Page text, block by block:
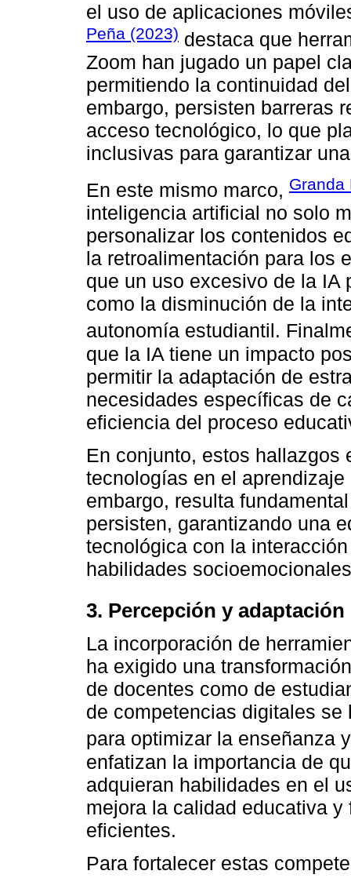
el uso de aplicaciones
Peña (2023) destaca que
Zoom han jugado un papel
permitiendo la continuidad
embargo, persisten barreras
acceso tecnológico, lo que
inclusivas para garantizar
En este mismo marco, Granda
inteligencia artificial no solo
personalizar los contenidos
la retroalimentación para los
que un uso excesivo de la IA
como la disminución de la
autonomía estudiantil.
que la IA tiene un impacto
permitir la adaptación de
necesidades específicas de
eficiencia del proceso
En conjunto, estos hallazgos
tecnologías en el
embargo, resulta
persisten, garantizando una
tecnológica con la
habilidades
3. Percepción y
La incorporación de
ha exigido una
de docentes como de
de competencias digitales
para optimizar la enseñanza
enfatizan la importancia de
adquieran habilidades en el
mejora la calidad educativa
eficientes.
Para fortalecer estas